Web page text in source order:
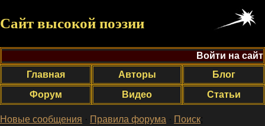
Сайт высокой поэзии
Войти на сайт
Главная
Авторы
Блог
Форум
Видео Статьи
Новые сообщения · Правила форума · Поиск;